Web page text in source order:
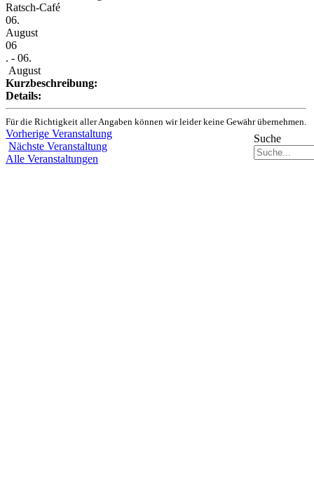
Suche
Ratsch-Café
06.
August
06
. - 06.
August
Kurzbeschreibung:
Details:
Für die Richtigkeit aller Angaben können wir leider keine Gewähr übernehmen.
Vorherige Veranstaltung
Nächste Veranstaltung
Alle Veranstaltungen